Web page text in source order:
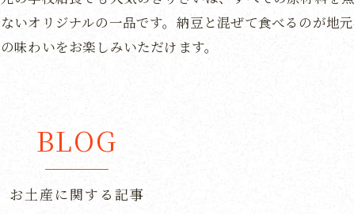
ないオリジナルの一品です。納豆と混ぜて食べるのが地
の味わいをお楽しみいただけます。
お土産に関する記事
BLOG